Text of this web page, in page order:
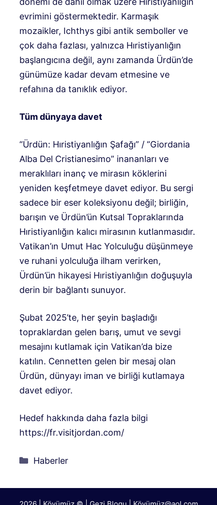
evrimini göstermektedir. Karmaşık
mozaikler, Ichthys gibi antik semboller ve
çok daha fazlası, yalnızca Hıristiyanlığın
başlangıcına değil, aynı zamanda Ürdün’de
günümüze kadar devam etmesine ve
refahına da tanıklık ediyor.
Tüm dünyaya davet
“Ürdün: Hıristiyanlığın Şafağı” / “Giordania
Alba Del Cristianesimo” inananları ve
meraklıları inanç ve mirasın köklerini
yeniden keşfetmeye davet ediyor. Bu sergi
sadece bir eser koleksiyonu değil; birliğin,
barışın ve Ürdün’ün Kutsal Topraklarında
Hıristiyanlığın kalıcı mirasının kutlanmasıdır.
Vatikan’ın Umut Hac Yolculuğu düşünmeye
ve ruhani yolculuğa ilham verirken,
Ürdün’ün hikayesi Hıristiyanlığın doğuşuyla
derin bir bağlantı sunuyor.
Şubat 2025’te, her şeyin başladığı
topraklardan gelen barış, umut ve sevgi
mesajını kutlamak için Vatikan’da bize
katılın. Cennetten gelen bir mesaj olan
Ürdün, dünyayı iman ve birliği kutlamaya
davet ediyor.
Hedef hakkında daha fazla bilgi
https://fr.visitjordan.com/
Kategoriler
Haberler